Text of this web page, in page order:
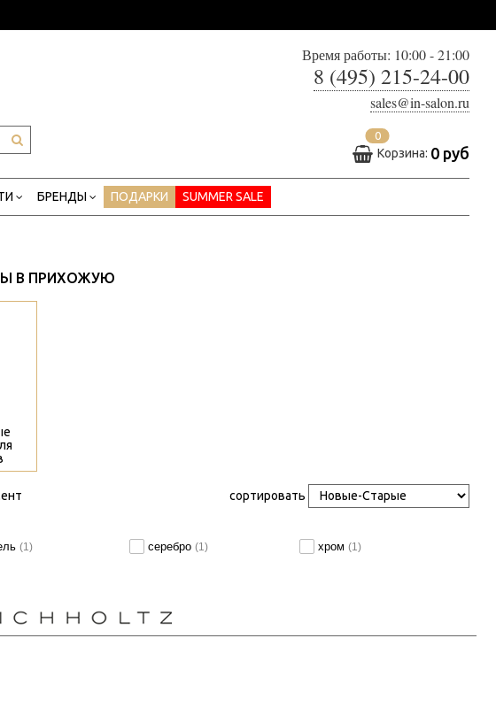
Время работы: 10:00 - 21:00
8 (495) 215-24-00
sales@in-salon.ru
0
Корзина: 0 руб
БРЕНДЫ ПОДАРКИ SUMMER SALE
В ПРИХОЖУЮ
сортировать
(1) серебро(1) хром(1)